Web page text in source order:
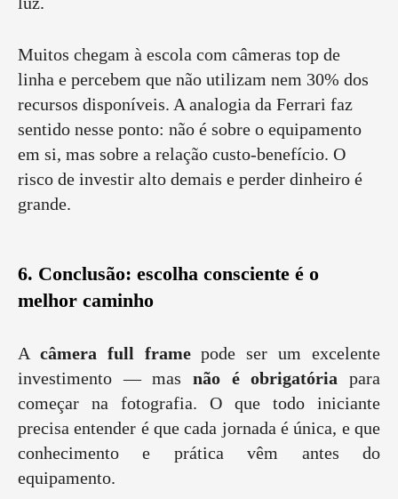
Muitos chegam à escola com câmeras top de
linha e percebem que não utilizam nem 30% dos
recursos disponíveis. A analogia da Ferrari faz
sentido nesse ponto: não é sobre o equipamento
em si, mas sobre a relação custo-benefício. O
risco de investir alto demais e perder dinheiro é
grande.
6. Conclusão: escolha consciente é o
melhor caminho
A câmera full framepode ser um excelente
investimento — mas não é obrigatória para
começar na fotografia. O que todo iniciante
precisa entender é que cada jornada é única, e que
conhecimento e prática vêm antes do
equipamento.